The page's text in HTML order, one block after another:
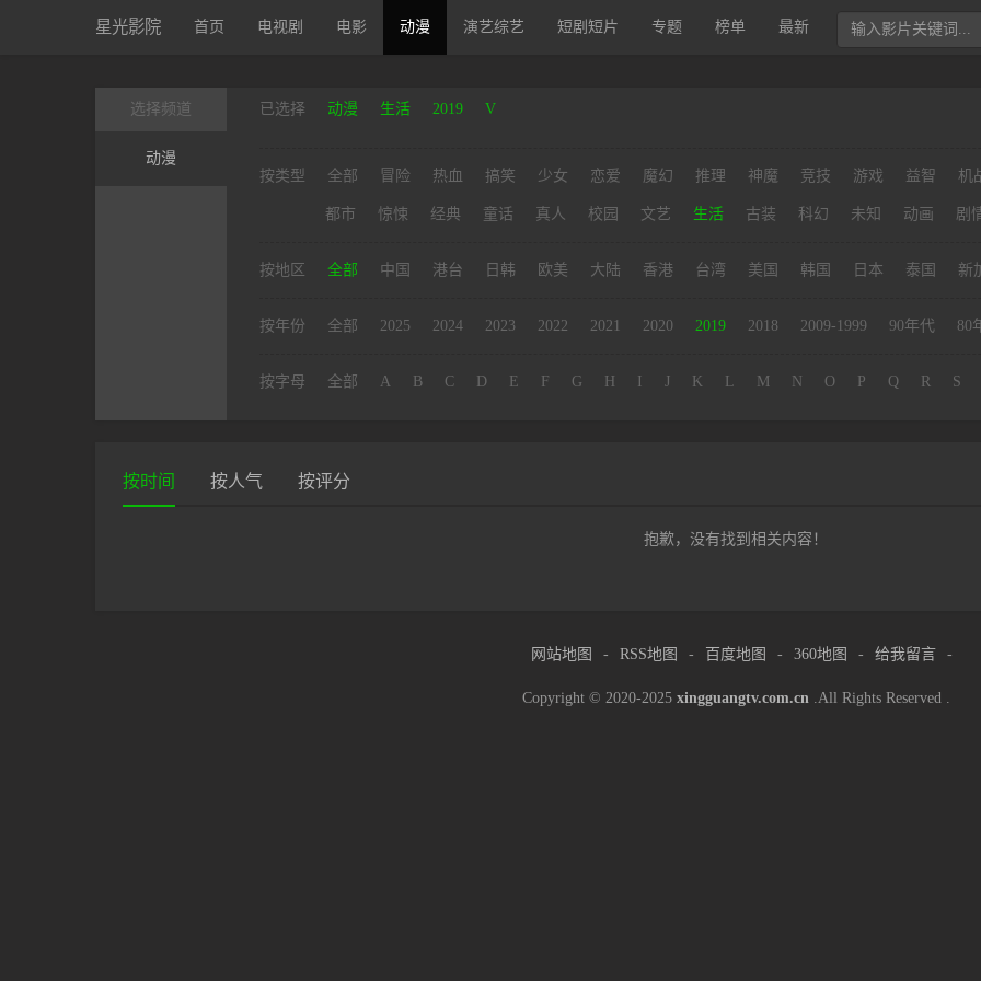
星光影院 首页 电视剧 电影 动漫 演艺综艺 短剧短片 专题 榜单 最新
选择频道
动漫
已选择 动漫 生活 2019 V
按类型 全部 冒险 热血 搞笑 少女 恋爱 魔幻 推理 神魔 竞技 游戏 益智 机
都市 惊悚 经典 童话 真人 校园 文艺 生活 古装 科幻 未知 动画 剧
按地区 全部 中国 港台 日韩 欧美 大陆 香港 台湾 美国 韩国 日本 泰国 新
按年份 全部 2025 2024 2023 2022 2021 2020 2019 2018 2009-1999 90年代 80
按字母 全部 A B C D E F G H I J K L M N O P Q R S
按时间 按人气 按评分
抱歉，没有找到相关内容！
网站地图 - RSS地图 - 百度地图 - 360地图 - 给我留言 -
Copyright © 2020-2025 xingguangtv.com.cn.All Rights Reserved .